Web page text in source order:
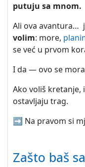
putuju sa mnom.
Ali ova avantura…
volim: more,
se već u prvom
I da — ovo se
Ako voliš kretanje,
ostavljaju trag.
➡️ Na pravom si
Zašto baš